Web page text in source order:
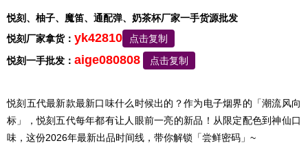
悦刻、柚子、魔笛、通配弹、奶茶杯厂家一手货源批发
悦刻厂家拿货： yk42810
点击复制
悦刻一手批发： aige080808 点击复制
悦刻五代最新款最新口味什么时候出的？作为电子烟界的「潮流风向
标」，悦刻五代每年都有让人眼前一亮的新品！从限定配色到神仙口
味，这份2026年最新出品时间线，带你解锁「尝鲜密码」~